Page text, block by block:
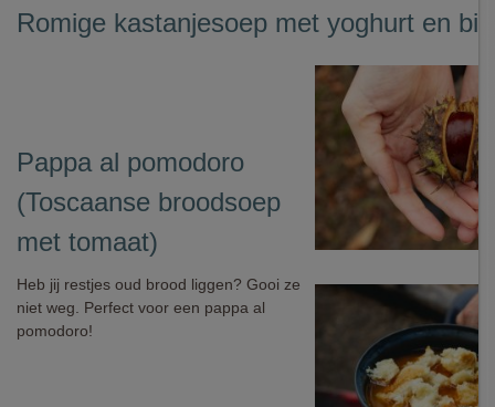
Romige kastanjesoep met yoghurt en
Pappa al pomodoro
(Toscaanse broodsoep
met tomaat)
Heb jij restjes oud brood liggen? Gooi ze
niet weg. Perfect voor een pappa al
pomodoro!